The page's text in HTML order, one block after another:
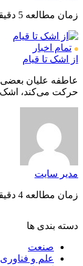
زمان مطالعه 5 دقیقه
تمام اخبار
از اشک تا قیام
عاطفه علیان بعضی
حرکت می‌کند،
مدیر سایت
زمان مطالعه 4 دقیقه
دسته بندی ها
صنعت
علم و فناوری